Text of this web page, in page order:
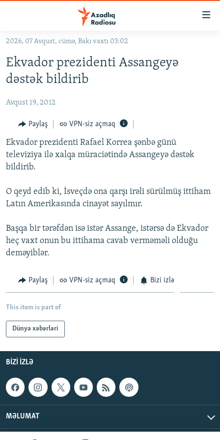
Əsas
qayıt
Əsas
qayıt
#ƏSLINDƏ
FƏRQƏ BAX
QANUNI DOĞRU
ARAŞDIRMA
VIDEO
İNFOQRAFIKA
KARIKATURA
RADIO ARXIV
AZƏRBAYCAN ƏDƏBIYYATI KITABXANASI
İSLAM VƏ DEMOKRATIYA
MISSIYAMIZ
PEŞƏ ETIKASI VƏ JURNALISTIKA STANDARTLARIMIZ
AZADLIQRADIOSU MOBIL TELEFONUNUZDA
BIZI IZLƏ
RFE/RL-in bütün saytları
2026, 07 Avqust, cümə, Bakı vaxtı 03:02
Ekvador prezidenti Assangeyə
dəstək bildirib
Avqust 19, 2012
Paylaş VPN-siz açmaq
Ekvador prezidenti Rafael Korrea şənbə günü
televiziya ilə xalqa müraciətində Assangeyə dəstək
bildirib.
O qeyd edib ki, İsveçdə ona qarşı irəli sürülmüş ittiham
Latın Amerikasında cinayət sayılmır.
Başqa bir tərəfdən isə istər Assange, istərsə də Ekvador
heç vaxt onun bu ittihama cavab verməməli olduğu
deməyiblər.
Paylaş VPN-siz açmaq Bizi izlə
This item is part of
Dünya xəbərləri
BIZI IZLƏ
MƏLUMAT